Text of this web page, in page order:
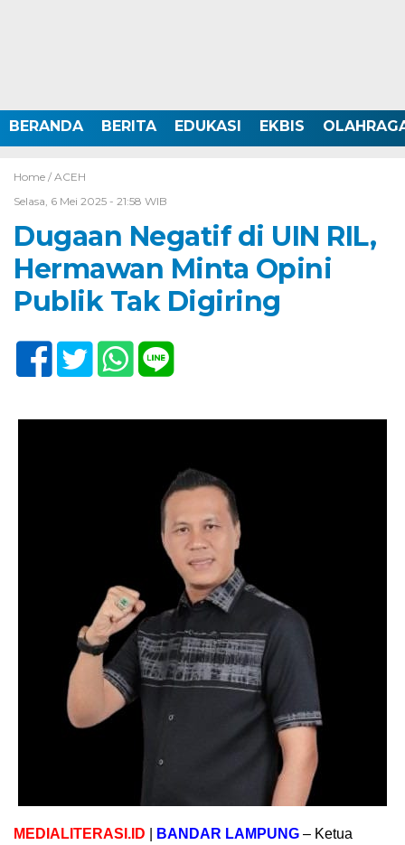
BERANDA BERITA EDUKASI EKBIS
Home / ACEH
Selasa, 6 Mei 2025 - 21:58 WIB
Dugaan Negatif di UIN RIL,
Hermawan Minta Opini
Publik Tak Digiring
MEDIALITERASI.ID BANDAR LAMPUNG – Ketua